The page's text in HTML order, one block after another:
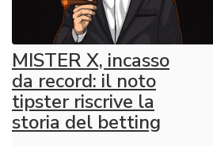
MISTER X, incasso
da record: il noto
tipster riscrive la
storia del betting